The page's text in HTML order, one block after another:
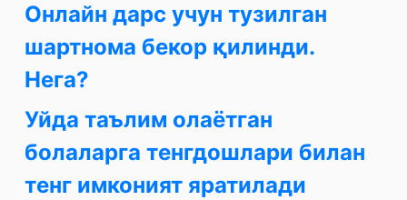
Онлайн дарс учун тузилган
шартнома бекор қилинди.
Нега?
Уйда таълим олаётган
болаларга тенгдошлари билан
тенг имконият яратилади